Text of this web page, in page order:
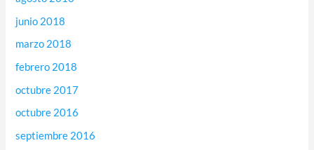
junio 2018
marzo 2018
febrero 2018
octubre 2017
octubre 2016
septiembre 2016